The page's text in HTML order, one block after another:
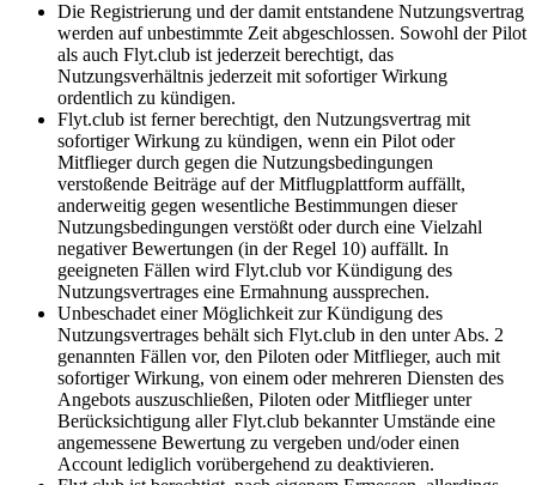
Die Registrierung und der damit entstandene Nutzungsvertrag
werden auf unbestimmte Zeit abgeschlossen. Sowohl der Pilot
als auch Flyt.club ist jederzeit berechtigt, das
Nutzungsverhältnis jederzeit mit sofortiger Wirkung
ordentlich zu kündigen.
Flyt.club ist ferner berechtigt, den Nutzungsvertrag mit
sofortiger Wirkung zu kündigen, wenn ein Pilot oder
Mitflieger durch gegen die Nutzungsbedingungen
verstoßende Beiträge auf der Mitflugplattform auffällt,
anderweitig gegen wesentliche Bestimmungen dieser
Nutzungsbedingungen verstößt oder durch eine Vielzahl
negativer Bewertungen (in der Regel 10) auffällt. In
geeigneten Fällen wird Flyt.club vor Kündigung des
Nutzungsvertrages eine Ermahnung aussprechen.
Unbeschadet einer Möglichkeit zur Kündigung des
Nutzungsvertrages behält sich Flyt.club in den unter Abs. 2
genannten Fällen vor, den Piloten oder Mitflieger, auch mit
sofortiger Wirkung, von einem oder mehreren Diensten des
Angebots auszuschließen, Piloten oder Mitflieger unter
Berücksichtigung aller Flyt.club bekannter Umstände eine
angemessene Bewertung zu vergeben und/oder einen
Account lediglich vorübergehend zu deaktivieren.